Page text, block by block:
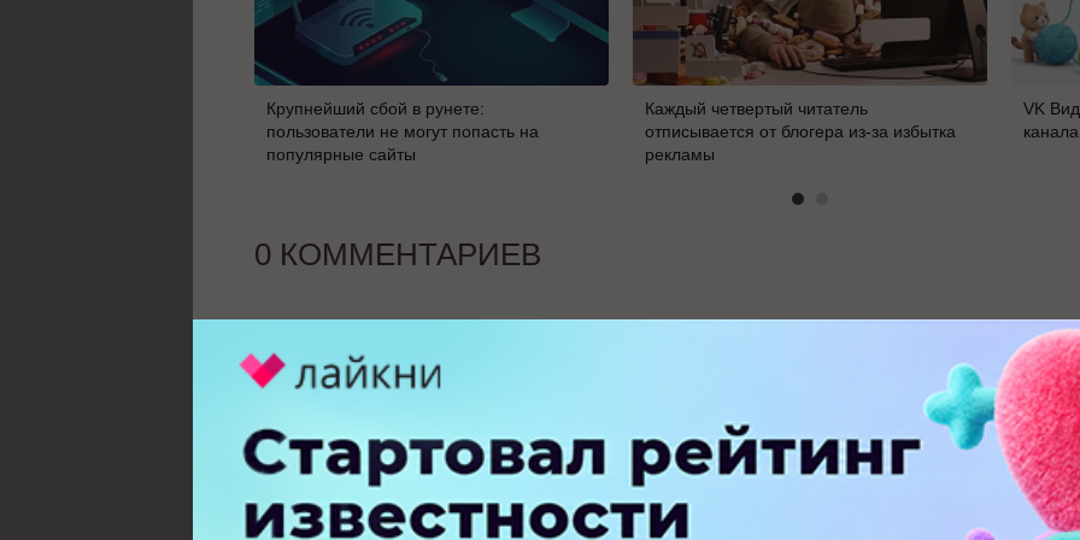
Крупнейший сбой в рунете:
пользователи не могут попасть на
популярные сайты
Каждый четвертый читатель
отписывается от блогера из-за избытка
рекламы
VK
0 КОММЕНТАРИЕВ
ПЕРЕЙТИ НА ПОЛНУЮ ВЕРСИЮ